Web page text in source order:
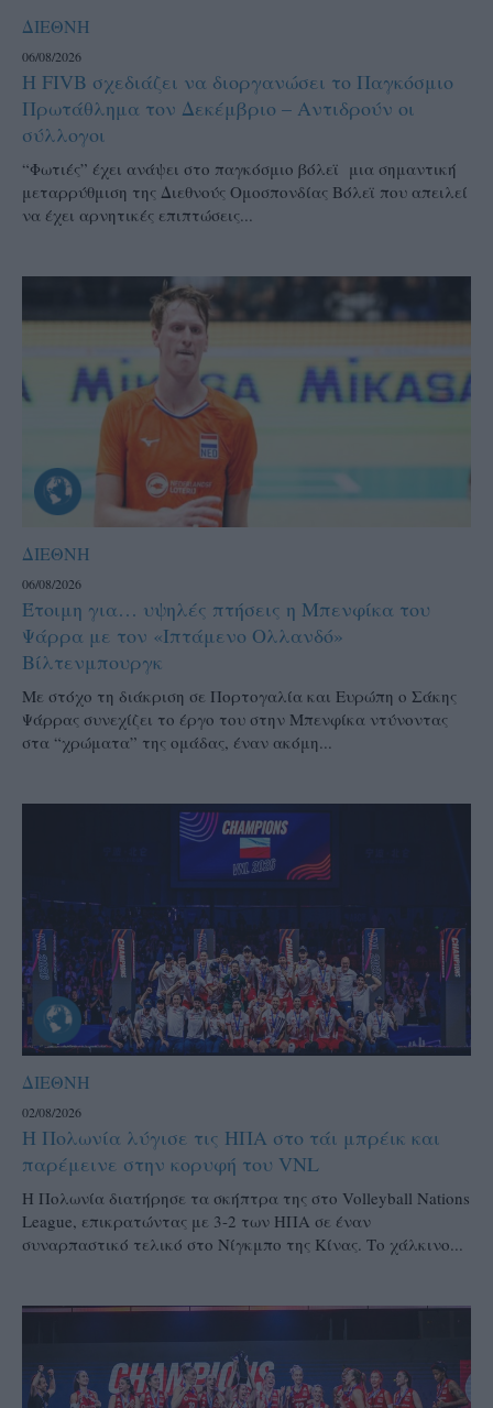
ΔΙΕΘΝΗ
06/08/2026
Η FIVB σχεδιάζει να διοργανώσει το Παγκόσμιο
Πρωτάθλημα τον Δεκέμβριο – Αντιδρούν οι
σύλλογοι
“Φωτιές” έχει ανάψει στο παγκόσμιο βόλεϊ μια σημαντική
μεταρρύθμιση της Διεθνούς Ομοσπονδίας Βόλεϊ που απειλεί
να έχει αρνητικές επιπτώσεις...
ΔΙΕΘΝΗ
06/08/2026
Έτοιμη για… υψηλές πτήσεις η Μπενφίκα του
Ψάρρα με τον «Ιπτάμενο Ολλανδό»
Βίλτενμπουργκ
Mε στόχο τη διάκριση σε Πορτογαλία και Ευρώπη ο Σάκης
Ψάρρας συνεχίζει το έργο του στην Μπενφίκα ντύνοντας
στα “χρώματα” της ομάδας, έναν ακόμη...
ΔΙΕΘΝΗ
02/08/2026
Η Πολωνία λύγισε τις ΗΠΑ στο τάι μπρέικ και
παρέμεινε στην κορυφή του VNL
Η Πολωνία διατήρησε τα σκήπτρα της στο Volleyball Nations
League, επικρατώντας με 3-2 των ΗΠΑ σε έναν
συναρπαστικό τελικό στο Νίγκμπο της Κίνας. Το χάλκινο...